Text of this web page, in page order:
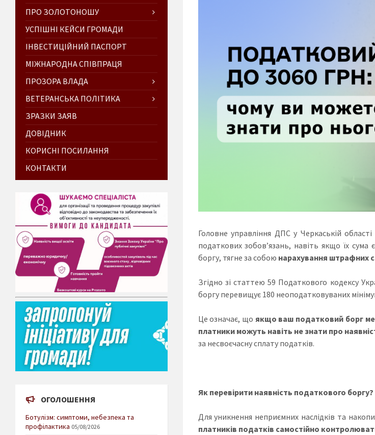
Головне управління ДПС у Черкаській
податкових зобов’язань, навіть якщо їх сума
боргу, тягне за собою нарахування штрафних
Згідно зі статтею 59 Податкового кодексу
боргу перевищує 180 неоподатковуваних
Це означає, що якщо ваш податковий борг
платники можуть навіть не знати про
за несвоєчасну сплату податків.
Як перевірити наявність податкового боргу?
Для уникнення неприємних наслідків та
платників податків самостійно
ПРО ЗОЛОТОНОШУ
УСПІШНІ КЕЙСИ ГРОМАДИ
ІНВЕСТИЦІЙНИЙ ПАСПОРТ
МІЖНАРОДНА СПІВПРАЦЯ
ПРОЗОРА ВЛАДА
ВЕТЕРАНСЬКА ПОЛІТИКА
ЗРАЗКИ ЗАЯВ
ДОВІДНИК
КОРИСНІ ПОСИЛАННЯ
КОНТАКТИ
ОГОЛОШЕННЯ
Ботулізм: симптоми, небезпека та
профілактика 05/08/2026